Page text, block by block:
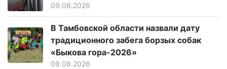
09.08.2026
В Тамбовской области назвали дату
традиционного забега борзых собак
«Быкова гора-2026»
09.08.2026